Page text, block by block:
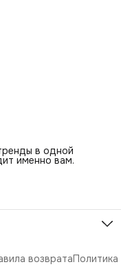
в одной
именно вам.
возврата